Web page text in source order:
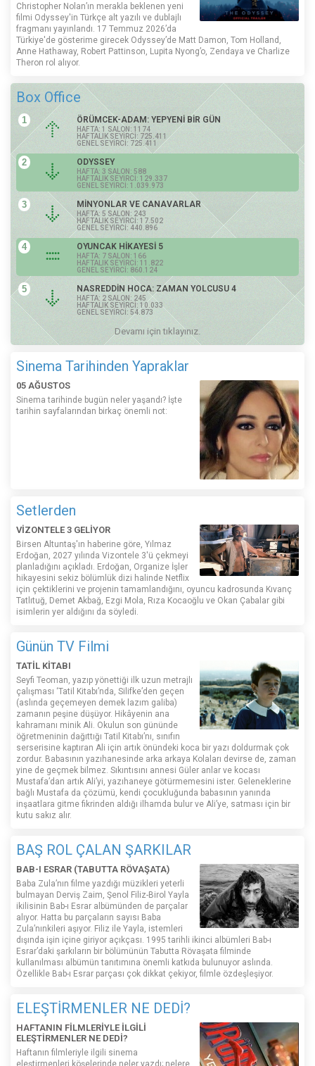
Christopher Nolan’ın merakla beklenen yeni
filmi Odyssey'in Türkçe alt yazılı ve dublajlı
fragmanı yayınlandı. 17 Temmuz 2026’da
Türkiye'de gösterime girecek Odyssey’de Matt Damon, Tom Holland,
Anne Hathaway, Robert Pattinson, Lupita Nyong’o, Zendaya ve Charlize
Theron rol alıyor.
Box Office
1 ÖRÜMCEK-ADAM: YEPYENİ BİR GÜN
HAFTA: 1 SALON: 1174
HAFTALIK SEYİRCİ: 725.411
GENEL SEYİRCİ: 725.411
2 ODYSSEY
HAFTA: 3 SALON: 588
HAFTALIK SEYİRCİ: 129.337
GENEL SEYİRCİ: 1.039.973
3 MİNYONLAR VE CANAVARLAR
HAFTA: 5 SALON: 243
HAFTALIK SEYİRCİ: 17.502
GENEL SEYİRCİ: 440.896
4 OYUNCAK HİKAYESİ 5
HAFTA: 7 SALON: 166
HAFTALIK SEYİRCİ: 11.822
GENEL SEYİRCİ: 860.124
5 NASREDDİN HOCA: ZAMAN YOLCUSU 4
HAFTA: 2 SALON: 245
HAFTALIK SEYİRCİ: 10.033
GENEL SEYİRCİ: 54.873
Devamı için tıklayınız.
Sinema Tarihinden Yapraklar
05 AĞUSTOS
Sinema tarihinde bugün neler yaşandı? İşte
tarihin sayfalarından birkaç önemli not:
Setlerden
VİZONTELE 3 GELİYOR
Birsen Altuntaş'ın haberine göre, Yılmaz
Erdoğan, 2027 yılında Vizontele 3'ü çekmeyi
planladığını açıkladı. Erdoğan, Organize İşler
hikayesini sekiz bölümlük dizi halinde Netflix
için çektiklerini ve projenin tamamlandığını, oyuncu kadrosunda Kıvanç
Tatlıtuğ, Demet Akbağ, Ezgi Mola, Rıza Kocaoğlu ve Okan Çabalar gibi
isimlerin yer aldığını da söyledi.
Günün TV Filmi
TATİL KİTABI
Seyfi Teoman, yazıp yönettiği ilk uzun metrajlı
çalışması ‘Tatil Kitabı’nda, Silifke’den geçen
(aslında geçemeyen demek lazım galiba)
zamanın peşine düşüyor. Hikâyenin ana
kahramanı minik Ali. Okulun son gününde
öğretmeninin dağıttığı Tatil Kitabı’nı, sınıfın
serserisine kaptıran Ali için artık önündeki koca bir yazı doldurmak çok
zordur. Babasının yazıhanesinde arka arkaya Kolaları devirse de, zaman
yine de geçmek bilmez. Sıkıntısını annesi Güler anlar ve kocası
Mustafa’dan artık Ali’yi, yazıhaneye götürmemesini ister. Geleneklerine
bağlı Mustafa da çözümü, kendi çocukluğunda babasının yanında
inşaatlara gitme fikrinden aldığı ilhamda bulur ve Ali’ye, satması için bir
kutu sakız alır.
BAŞ ROL ÇALAN ŞARKILAR
BAB-I ESRAR (TABUTTA RÖVAŞATA)
Baba Zula’nın filme yazdığı müzikleri yeterli
bulmayan Derviş Zaim, Şenol Filiz-Birol Yayla
ikilisinin Bab-ı Esrar albümünden de parçalar
alıyor. Hatta bu parçaların sayısı Baba
Zula’nınkileri aşıyor. Filiz ile Yayla, istemleri
dışında işin içine giriyor açıkçası. 1995 tarihli ikinci albümleri Bab-ı
Esrar’daki şarkıların bir bölümünün Tabutta Rövaşata filminde
kullanılması albümün tanıtımına önemli katkıda bulunuyor aslında.
Özellikle Bab-ı Esrar parçası çok dikkat çekiyor, filmle özdeşleşiyor.
ELEŞTİRMENLER NE DEDİ?
HAFTANIN FİLMLERİYLE İLGİLİ
ELEŞTİRMENLER NE DEDİ?
Haftanın filmleriyle ilgili sinema
eleştirmenleri köşelerinde neler yazdı; nelere